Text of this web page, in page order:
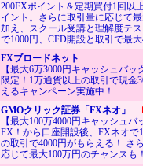
200FXポイント＆定期買付1回以
イント。さらに取引量に応じて
加え、スクール受講と理解度テ
で1000円、CFD開設と取引で最大
FXブロードネット
【最大6万3000円キャッシュバッ
限定！1万通貨以上の取引で現金
えるキャンペーン実施中！
GMOクリック証券「FXネオ」
【最大100万4000円キャッシュバ
FX！から口座開設後、FXネオで
の取引で4000円がもらえる！ さ
応じて最大100万円のチャンスも！